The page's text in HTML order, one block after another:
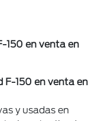
150 en venta en
F-150 en venta en
y usadas en